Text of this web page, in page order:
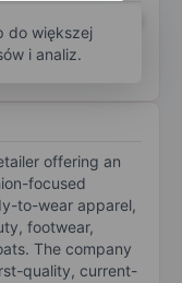
do większej
i analiz.
offering an
focused
to-wear apparel,
footwear,
The company
quality, current-